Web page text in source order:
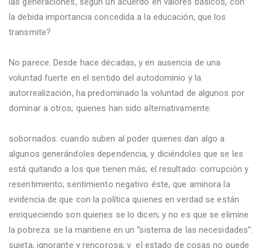
la debida importancia concedida a la educación, que los
transmite?
No parece. Desde hace décadas, y en ausencia de una
voluntad fuerte en el sentido del autodominio y la
autorrealización, ha predominado la voluntad de algunos por
dominar a otros; quienes han sido alternativamente:
sobornados: cuando suben al poder quienes dan algo a
algunos generándoles dependencia, y diciéndoles que se les
está quitando a los que tienen más; el resultado: corrupción y
resentimiento; sentimiento negativo éste, que aminora la
evidencia de que con la política quienes en verdad se están
enriqueciendo son quienes se lo dicen; y no es que se elimine
la pobreza: se la mantiene en un “sistema de las necesidades”:
sujeta, ignorante y rencorosa; y el estado de cosas no puede